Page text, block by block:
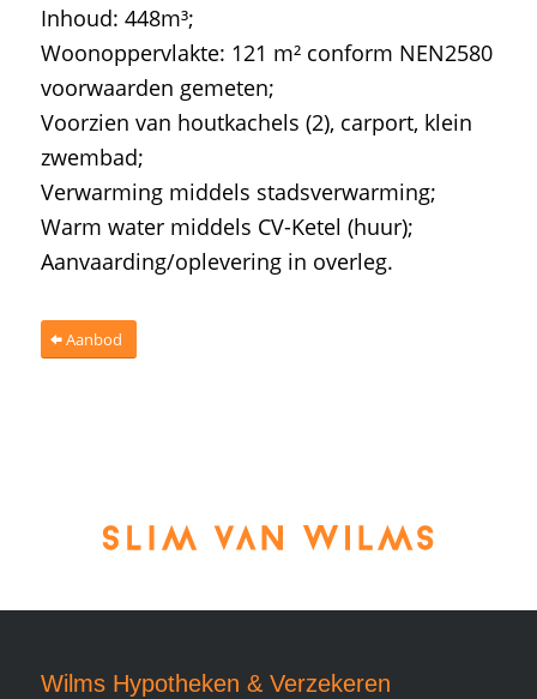
Inhoud: 448m³;
Woonoppervlakte: 121 m² conform NEN2580
voorwaarden gemeten;
Voorzien van houtkachels (2), carport, klein
zwembad;
Verwarming middels stadsverwarming;
Warm water middels CV-Ketel (huur);
Aanvaarding/oplevering in overleg.
Aanbod
Wilms Hypotheken &Verzekeren